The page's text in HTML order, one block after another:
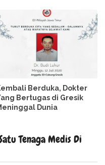
Berduka, Dokter
Bertugas di Gresik
Dunia
Tenaga Medis Di